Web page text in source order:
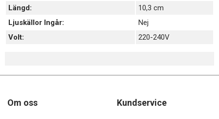
Längd:
10,3 cm
Ljuskällor Ingår:
Nej
Volt:
220-240V
Om oss Kundservice